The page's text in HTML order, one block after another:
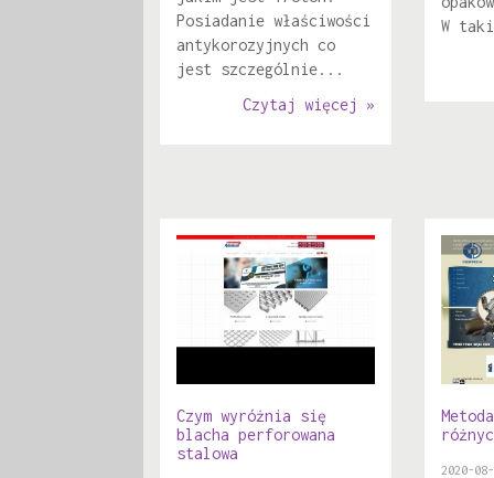
Posiadanie właściwości
antykorozyjnych co
jest szczególnie...
Czytaj więcej »
W
Czym wyróżnia się
blacha perforowana
stalowa
2020-